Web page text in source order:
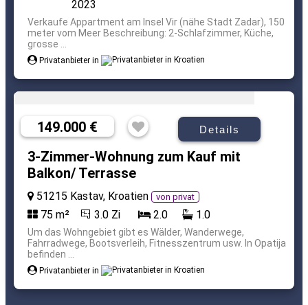
2023
Verkaufe Appartment am Insel Vir (nähe Stadt Zadar), 150
meter vom Meer Beschreibung: 2-Schlafzimmer, Küche,
grosse ...
Privatanbieter in
149.000 € Details
3-Zimmer-Wohnung zum Kauf mit
Balkon/ Terrasse
51215 Kastav, Kroatien von privat
75 m² 3.0 Zi 2.0 1.0
Um das Wohngebiet gibt es Wälder, Wanderwege,
Fahrradwege, Bootsverleih, Fitnesszentrum usw. In Opatija
befinden ...
Privatanbieter in